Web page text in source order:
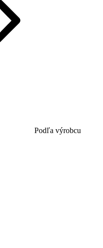
Podľa výrobcu